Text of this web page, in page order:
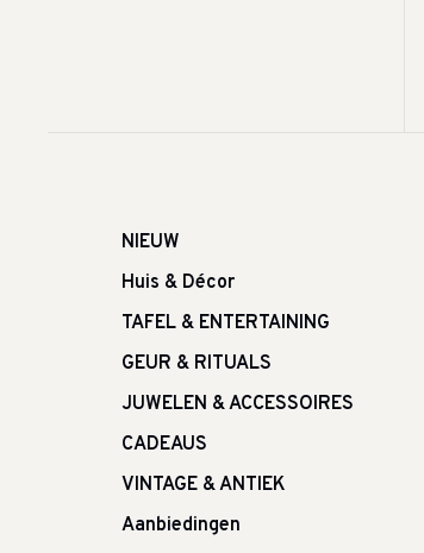
NIEUW
Huis & Décor
TAFEL & ENTERTAINING
GEUR & RITUALS
JUWELEN & ACCESSOIRES
CADEAUS
VINTAGE & ANTIEK
Aanbiedingen